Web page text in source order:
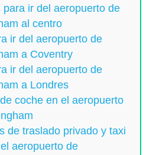
para ir del aeropuerto de
al centro
ir del aeropuerto de
a Coventry
ir del aeropuerto de
a Londres
coche en el aeropuerto
de traslado privado y taxi
aeropuerto de